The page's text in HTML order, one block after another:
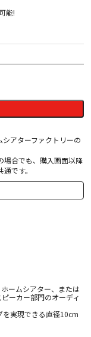
能!
アターファクトリーの
場合でも、購入画面以降
です。
ームシアター、または
ーカー部門のオーディ
を実現できる直径10cm